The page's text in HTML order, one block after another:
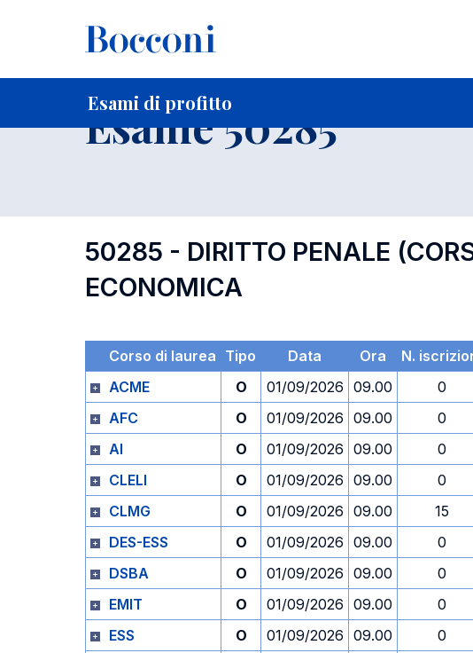
Esami di profitto
Home Per studenti iscritti
Esame 50285
50285 - DIRITTO PENALE
ECONOMICA
Corso di laurea Tipo Data Ora N.
ACME
O 01/09/2026 09.00 0
AFC
O 01/09/2026 09.00 0
AI
O 01/09/2026 09.00 0
CLELI
O 01/09/2026 09.00 0
CLMG
O 01/09/2026 09.00 15
DES-ESS
O 01/09/2026 09.00 0
DSBA
O 01/09/2026 09.00 0
EMIT
O 01/09/2026 09.00 0
ESS
O 01/09/2026 09.00 0